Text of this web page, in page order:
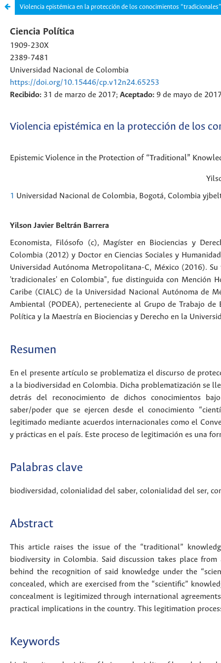
Violencia epistémica en la protección de los conocimientos “tradicionales”